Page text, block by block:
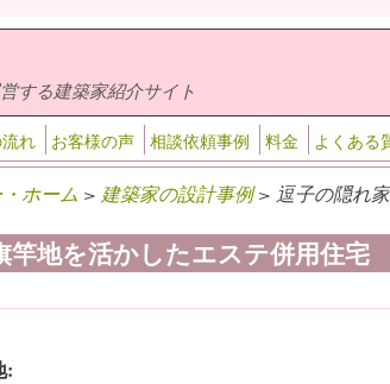
する建築家紹介サイト
れ お客様の声 相談依頼事例 料金 よくある
ホーム > 建築家の設計事例> 逗子の隠れ
竿地を活かしたエステ併用住宅
: